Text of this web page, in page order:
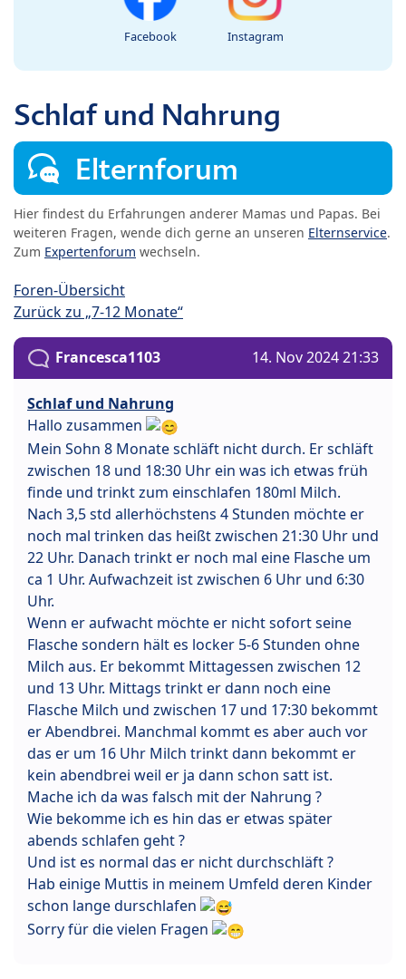
Facebook Instagram
Schlaf und Nahrung
Elternforum
Hier findest du Erfahrungen anderer Mamas und Papas. Bei
weiteren Fragen, wende dich gerne an unseren Elternservice.
Zum Expertenforum wechseln.
Foren-Übersicht
Zurück zu „7-12 Monate“
Francesca1103 14. Nov 2024 21:33
Schlaf und Nahrung
Hallo zusammen
Mein Sohn 8 Monate schläft nicht durch. Er schläft
zwischen 18 und 18:30 Uhr ein was ich etwas früh
finde und trinkt zum einschlafen 180ml Milch.
Nach 3,5 std allerhöchstens 4 Stunden möchte er
noch mal trinken das heißt zwischen 21:30 Uhr und
22 Uhr. Danach trinkt er noch mal eine Flasche um
ca 1 Uhr. Aufwachzeit ist zwischen 6 Uhr und 6:30
Uhr.
Wenn er aufwacht möchte er nicht sofort seine
Flasche sondern hält es locker 5-6 Stunden ohne
Milch aus. Er bekommt Mittagessen zwischen 12
und 13 Uhr. Mittags trinkt er dann noch eine
Flasche Milch und zwischen 17 und 17:30 bekommt
er Abendbrei. Manchmal kommt es aber auch vor
das er um 16 Uhr Milch trinkt dann bekommt er
kein abendbrei weil er ja dann schon satt ist.
Mache ich da was falsch mit der Nahrung ?
Wie bekomme ich es hin das er etwas später
abends schlafen geht ?
Und ist es normal das er nicht durchschläft ?
Hab einige Muttis in meinem Umfeld deren Kinder
schon lange durschlafen
Sorry für die vielen Fragen